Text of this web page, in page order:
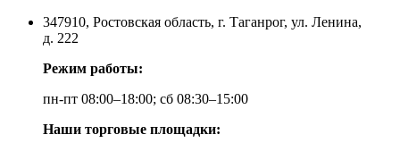
347910, Ростовская область, г. Таганрог, ул. Ленина,
д. 222
Режим работы:
пн-пт 08:00–18:00; сб 08:30–15:00
Наши торговые площадки: